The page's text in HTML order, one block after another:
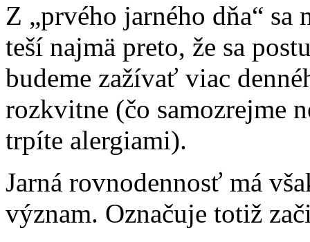
Z „prvého jarného dňa“
teší najmä preto, že sa
budeme zažívať viac
rozkvitne (čo samozrejme
trpíte alergiami).
Jarná rovnodennosť má
význam. Označuje totiž